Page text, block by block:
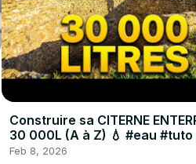
et la maison. Si cette vidéo vous a
Construire sa CITERNE
30 000L (A à Z) 💧 #eau #tuto
Feb 8, 2026